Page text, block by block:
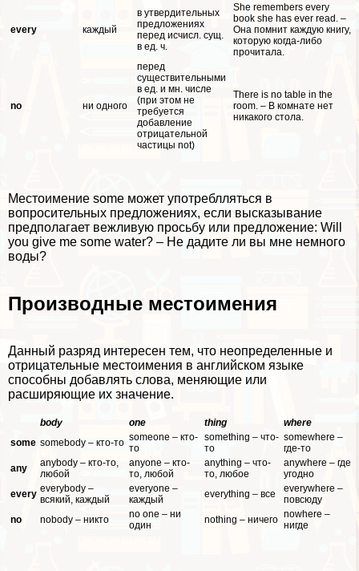
every каждый
в утвердительных
предложениях
перед исчисл. сущ.
в ед. ч.
She remembers every
book she has ever read. –
Она помнит каждую книгу,
которую когда-либо
прочитала.
no ни одного
перед
существительными
в ед. и мн. числе
(при этом не
требуется
добавление
отрицательной
частицы not)
There is no table in the
room. – В комнате нет
никакого стола.
Местоимение some может употрeблляться в
вопросительных предложениях, если высказывание
предполагает вежливую просьбу или предложение: Will
you give me some water? – Не дадите ли вы мне немного
воды?
Производные местоимения
Данный разряд интересен тем, что неопределенные и
отрицательные местоимения в английском языке
способны добавлять слова, меняющие или
расширяющие их значение.
body one thing
where
some somebody – кто-то someone – кто-
то
something – что-
то
somewhere –
где-то
any
anybody – кто-то,
любой
anyone – кто-
то, любой
anything – что-
то, любое
anywhere – где
угодно
every everybody –
всякий, каждый
everyone –
каждый
everything – все
everywhere –
повсюду
no
nobody – никто
no one – ни
один
nothing – ничего nowhere –
нигде